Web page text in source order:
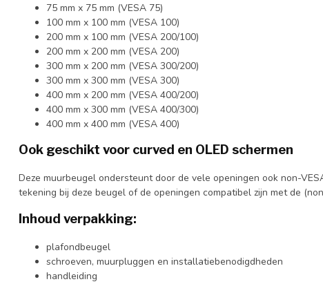
75 mm x 75 mm (VESA 75)
100 mm x 100 mm (VESA 100)
200 mm x 100 mm (VESA 200/100)
200 mm x 200 mm (VESA 200)
300 mm x 200 mm (VESA 300/200)
300 mm x 300 mm (VESA 300)
400 mm x 200 mm (VESA 400/200)
400 mm x 300 mm (VESA 400/300)
400 mm x 400 mm (VESA 400)
Ook geschikt voor curved en OLED schermen
Deze muurbeugel ondersteunt door de vele openingen ook non-
tekening bij deze beugel of de openingen compatibel zijn met de
Inhoud verpakking:
plafondbeugel
schroeven, muurpluggen en installatiebenodigdheden
handleiding